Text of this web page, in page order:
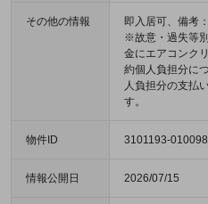
その他の情報
即入居可、備考
※故意・過失等
金にエアコンク
約個人負担分に
人負担分の支払
す。
物件ID 3101193-
情報公開日 2026/07/15